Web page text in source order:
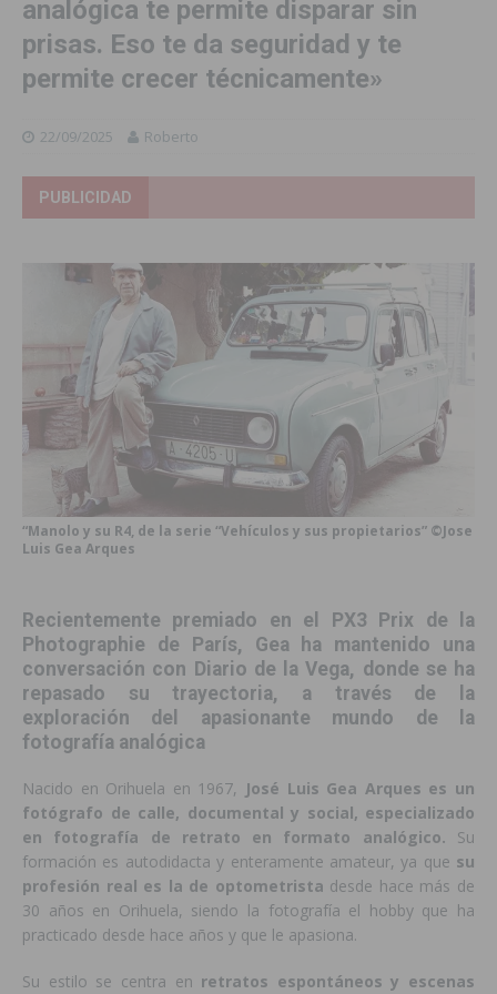
analógica te permite disparar sin
prisas. Eso te da seguridad y te
permite crecer técnicamente»
22/09/2025 Roberto
PUBLICIDAD
“Manolo y su R4, de la serie “Vehículos y sus propietarios” ©Jose
Luis Gea Arques
Recientemente premiado en el PX3 Prix de la
Photographie de París, Gea ha mantenido una
conversación con Diario de la Vega, donde se ha
repasado su trayectoria, a través de la
exploración del apasionante mundo de la
fotografía analógica
Nacido en Orihuela en 1967, José Luis Gea Arques es un
fotógrafo de calle, documental y social, especializado
en fotografía de retrato en formato analógico. Su
formación es autodidacta y enteramente amateur, ya que su
profesión real es la de optometrista desde hace más de
30 años en Orihuela, siendo la fotografía el hobby que ha
practicado desde hace años y que le apasiona.
Su estilo se centra en retratos espontáneos y escenas